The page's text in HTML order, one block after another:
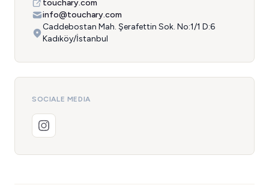
touchary.com
info@touchary.com
Caddebostan Mah. Şerafettin Sok. No:1/1 D:6
Kadıköy/İstanbul
SOCIALE MEDIA